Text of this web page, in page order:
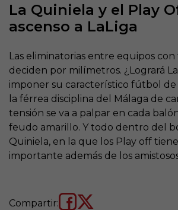
La Quiniela y el Play
ascenso a LaLiga
Las eliminatorias entre equipos con
deciden por milímetros. ¿Logrará
imponer su característico fútbol de
la férrea disciplina del Málaga de
tensión se va a palpar en cada
feudo amarillo. Y todo dentro del
Quiniela, en la que los Play off
importante además de los
Compartir: